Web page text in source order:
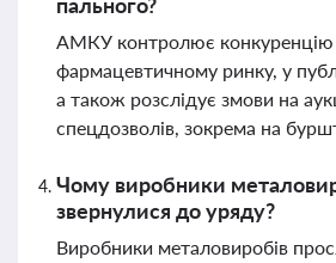
АМКУ контролює конкуренцію
фармацевтичному ринку, у
а також розслідує змови на
спецдозволів, зокрема на
Чому виробники
звернулися до уряду?
Виробники металовиробів